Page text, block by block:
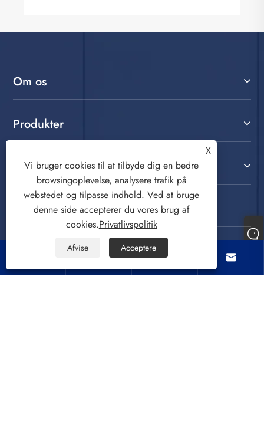
Om os
Produkter
Kontakt os
FØLG OS
 
X
Vi bruger cookies til at tilbyde dig en bedre
browsingoplevelse, analysere trafik på
webstedet og tilpasse indhold. Ved at bruge
denne side accepterer du vores brug af
cookies.Privatlivspolitik
Afvise Acceptere